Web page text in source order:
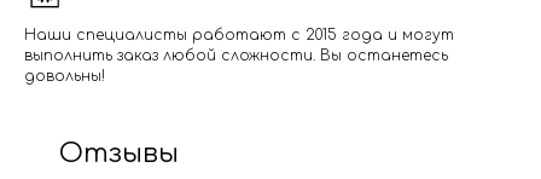
Наши специалисты работают с 2015 года и могут
выполнить заказ любой сложности. Вы останетесь
довольны!
Отзывы